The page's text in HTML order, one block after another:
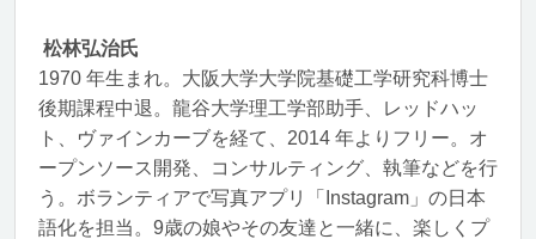
松林弘治氏
1970 年生まれ。大阪大学大学院基礎工学研究科博士
後期課程中退。龍谷大学理工学部助手、レッドハッ
ト、ヴァインカーブを経て、2014 年よりフリー。オ
ープンソース開発、コンサルティング、執筆などを行
う。ボランティアで写真アプリ「Instagram」の日本
語化を担当。9歳の娘やその友達と一緒に、楽しくプ